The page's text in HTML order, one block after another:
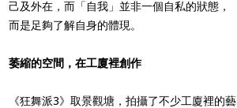
己及外在，而「自我」並非一個自私的狀態，
而是足夠了解自身的體現。
萎縮的空間，在工廈裡創作
《狂舞派3》取景觀塘，拍攝了不少工廈裡的藝